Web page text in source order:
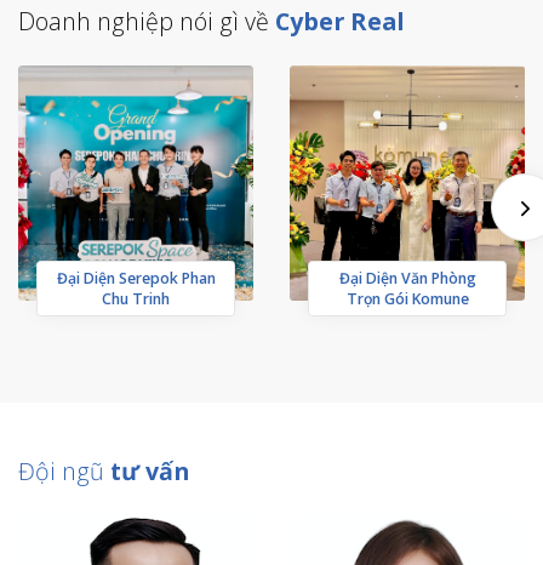
Doanh nghiệp nói gì về Cyber Real
Đại Diện Serepok Phan
Chu Trinh
Đại Diện Văn Phòng
Trọn Gói Komune
Đội ngũ tư vấn